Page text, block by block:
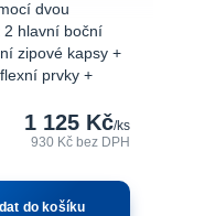
dvou
2 hlavní boční
zipové kapsy +
prvky +
1 125 Kč/ks
930 Kčbez DPH
do košíku